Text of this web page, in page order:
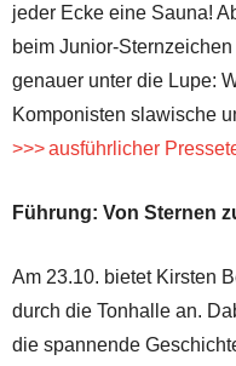
jeder Ecke eine Sauna!
beim Junior-
genauer unter die Lupe:
Komponisten slawische
>>> ausführlicher
Führung: Von Sternen
Am 23.10. bietet Kirsten
durch die Tonhalle an.
die spannende